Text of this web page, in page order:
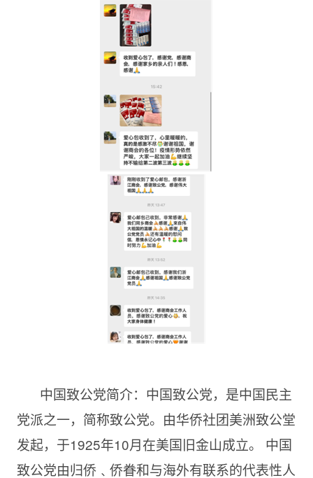
中国致公党简介：中国致公党，是中国民主
党派之一，简称致公党。由华侨社团美洲致公堂
发起，于1925年10月在美国旧金山成立。 中国
致公党由归侨﹑侨眷和与海外有联系的代表性人